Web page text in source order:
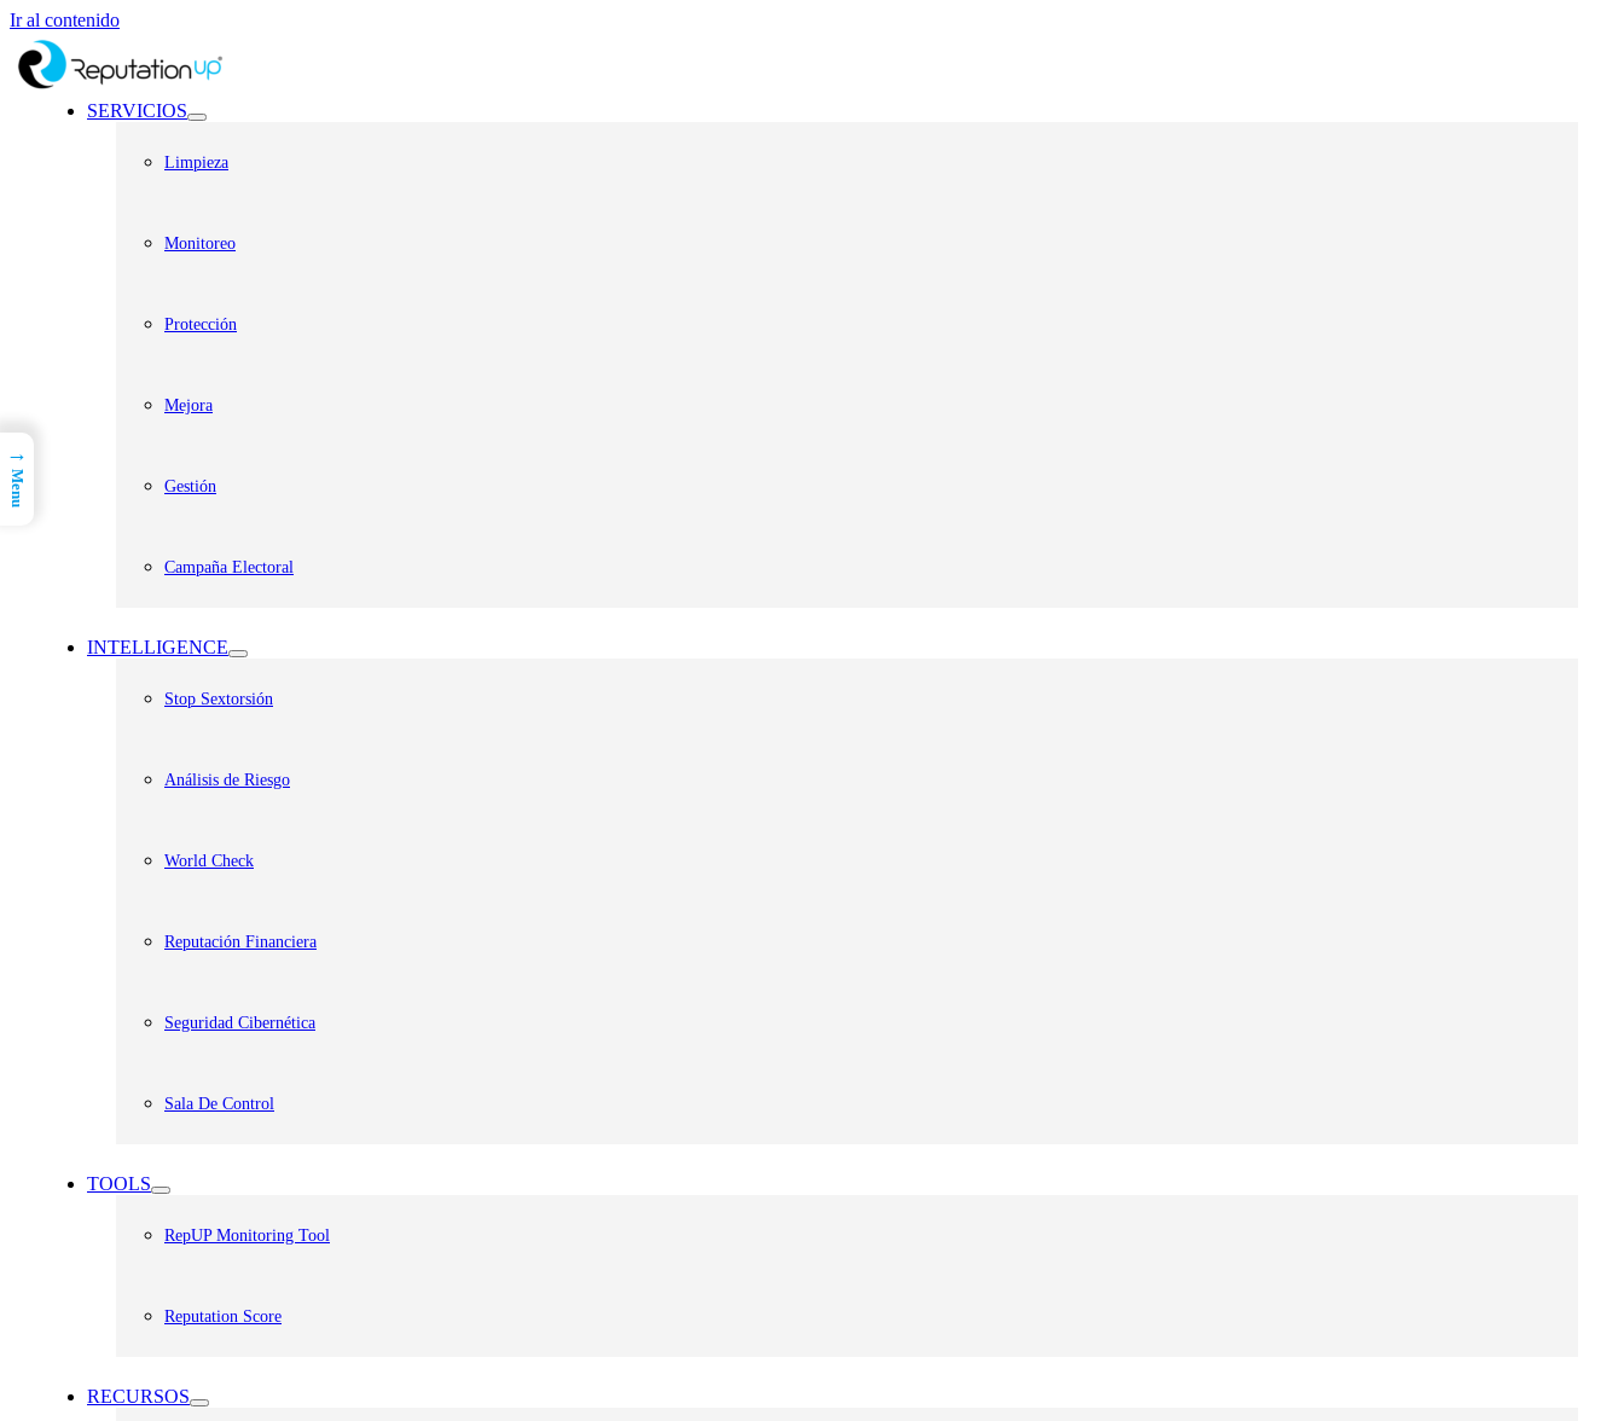
Ir al contenido
SERVICIOS
Limpieza
Monitoreo
Protección
Mejora
Gestión
Campaña Electoral
INTELLIGENCE
Stop Sextorsión
Análisis de Riesgo
World Check
Reputación Financiera
Seguridad Cibernética
Sala De Control
TOOLS
RepUP Monitoring Tool
Reputation Score
RECURSOS
→
Menu